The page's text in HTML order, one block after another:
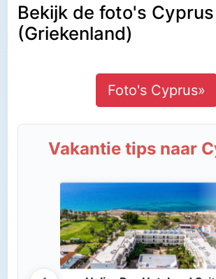
Bekijk de foto's Cyprus
(Griekenland)
Foto's Cyprus»
Vakantie tips naar